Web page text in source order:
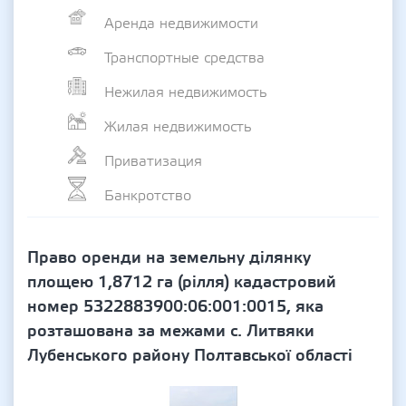
Аренда недвижимости
Транспортные средства
Нежилая недвижимость
Жилая недвижимость
Приватизация
Банкротство
Право оренди на земельну ділянку
площею 1,8712 га (рілля) кадастровий
номер 5322883900:06:001:0015, яка
розташована за межами с. Литвяки
Лубенського району Полтавської області